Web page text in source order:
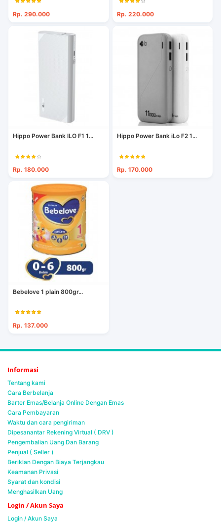
Rp. 290.000 Rp. 220.000
Hippo Power Bank ILO F1 1...
Rp. 180.000
Hippo Power Bank iLo F2 1...
Rp. 170.000
Bebelove 1 plain 800gr...
Rp. 137.000
Informasi
Tentang kami
Cara Berbelanja
Barter Emas/Belanja Online Dengan Emas
Cara Pembayaran
Waktu dan cara pengiriman
Dipesanantar Rekening Virtual ( DRV )
Pengembalian Uang Dan Barang
Penjual ( Seller )
Beriklan Dengan Biaya Terjangkau
Keamanan Privasi
Syarat dan kondisi
Menghasilkan Uang
Login / Akun Saya
Login / Akun Saya